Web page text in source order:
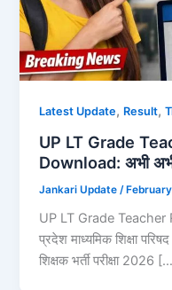
Latest Update, Result,
UP LT Grade
Download: अभी
Jankari Update /
UP LT Grade
प्रदेश माध्यमिक शिक्षा
शिक्षक भर्ती परीक्षा 2026 […]